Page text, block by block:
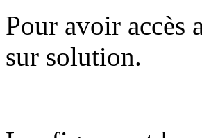
Pour avoir accès
sur solution.